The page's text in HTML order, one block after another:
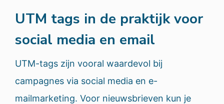
UTM tags in de praktijk voor
social media en email
UTM-tags zijn vooral waardevol bij
campagnes via social media en e-
mailmarketing. Voor nieuwsbrieven kun je